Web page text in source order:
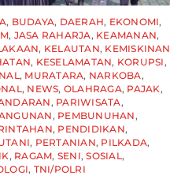
, BUDAYA, DAERAH, EKONOMI,
, JASA RAHARJA, KEAMANAN,
, KELAUTAN, KEMISKINAN
, KESELAMATAN, KORUPSI ,
, MURATARA, NARKOBA,
, NEWS, OLAHRAGA, PAJAK ,
, PARIWISATA,
, PEMBUNUHAN ,
, PENDIDIKAN,
, PERTANIAN, PILKADA,
, RAGAM, SENI,SOSIAL ,
, TNI/POLRI